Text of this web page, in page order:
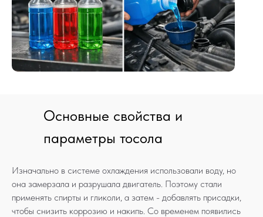
Основные свойства и
параметры тосола
Изначально в системе охлаждения использовали воду, но
она замерзала и разрушала двигатель. Поэтому стали
применять спирты и гликоли, а затем - добавлять присадки,
чтобы снизить коррозию и накипь. Со временем появились